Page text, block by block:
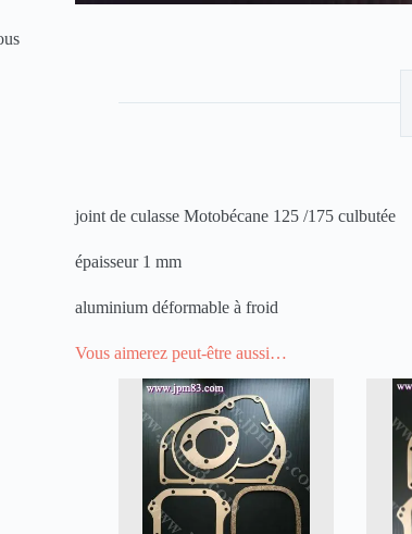
joint de culasse Motobécane 125 /175 culbutée
épaisseur 1 mm
aluminium déformable à froid
Vous aimerez peut-être aussi…